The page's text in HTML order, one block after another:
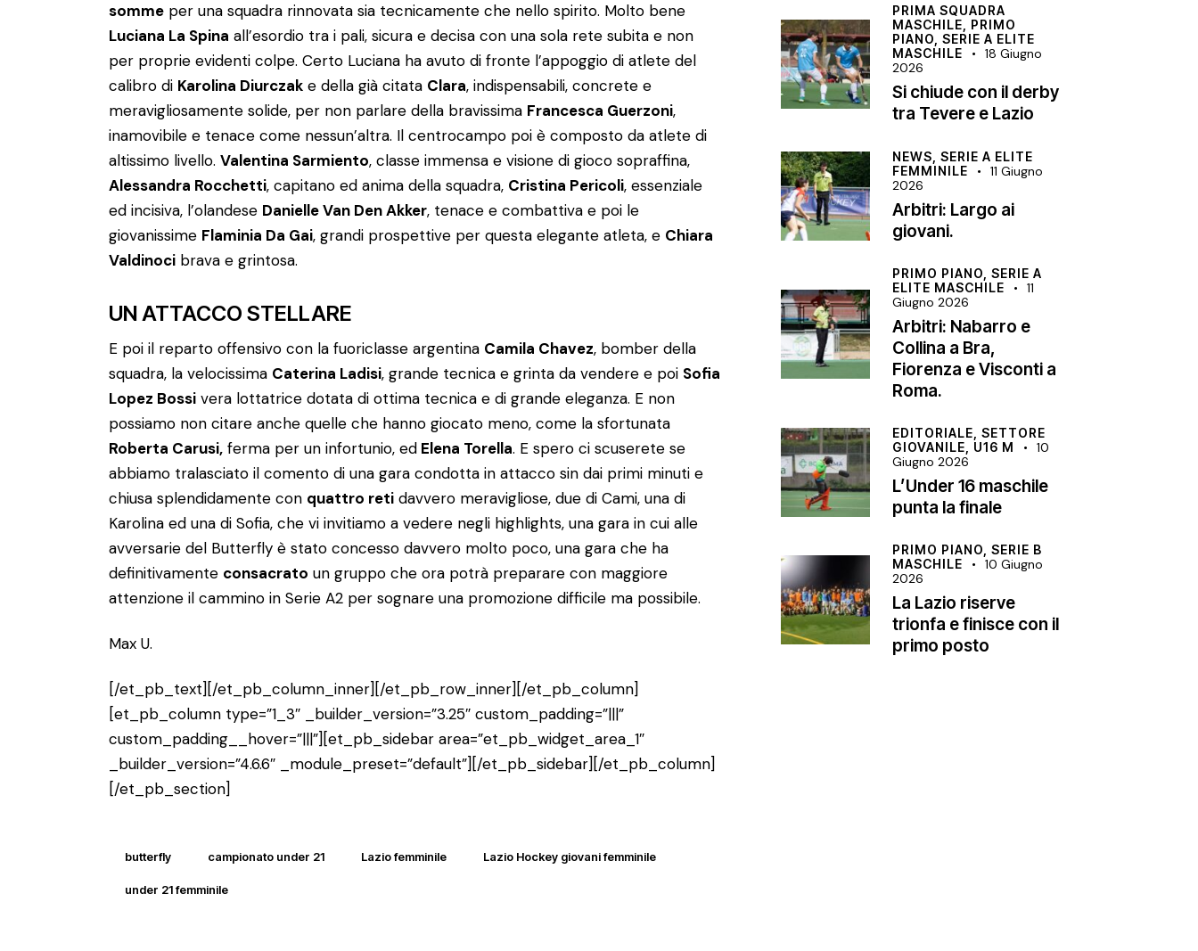
somme per una squadra rinnovata sia tecnicamente che nello spirito. Molto bene
Luciana La Spina all’esordio tra i pali, sicura e decisa con una sola rete subita e non
per proprie evidenti colpe. Certo Luciana ha avuto di fronte l’appoggio di atlete del
calibro di Karolina Diurczak e della già citata Clara, indispensabili, concrete e
meravigliosamente solide, per non parlare della bravissima Francesca Guerzoni,
inamovibile e tenace come nessun’altra. Il centrocampo poi è composto da atlete di
altissimo livello. Valentina Sarmiento, classe immensa e visione di gioco sopraffina,
Alessandra Rocchetti, capitano ed anima della squadra, Cristina Pericoli, essenziale
ed incisiva, l’olandese Danielle Van Den Akker, tenace e combattiva e poi le
giovanissime Flaminia Da Gai, grandi prospettive per questa elegante atleta, e Chiara
Valdinoci brava e grintosa.
UN ATTACCO STELLARE
E poi il reparto offensivo con la fuoriclasse argentina Camila Chavez, bomber della
squadra, la velocissima Caterina Ladisi, grande tecnica e grinta da vendere e poi Sofia
Lopez Bossi vera lottatrice dotata di ottima tecnica e di grande eleganza. E non
possiamo non citare anche quelle che hanno giocato meno, come la sfortunata
Roberta Carusi, ferma per un infortunio, ed Elena Torella. E spero ci scuserete se
abbiamo tralasciato il comento di una gara condotta in attacco sin dai primi minuti e
chiusa splendidamente con quattro reti davvero meravigliose, due di Cami, una di
Karolina ed una di Sofia, che vi invitiamo a vedere negli highlights, una gara in cui alle
avversarie del Butterfly è stato concesso davvero molto poco, una gara che ha
definitivamente consacrato un gruppo che ora potrà preparare con maggiore
attenzione il cammino in Serie A2 per sognare una promozione difficile ma possibile.
Max U.
[/et_pb_text][/et_pb_column_inner][/et_pb_row_inner][/et_pb_column]
[et_pb_column type=”1_3″ _builder_version=”3.25″ custom_padding=”|||”
custom_padding__hover=”|||”][et_pb_sidebar area=”et_pb_widget_area_1″
_builder_version=”4.6.6″ _module_preset=”default”][/et_pb_sidebar][/et_pb_column]
[/et_pb_section]
butterfly campionato under 21 Lazio femminile Lazio Hockey giovani femminile
under 21 femminile
PRIMA SQUADRA
MASCHILE, PRIMO
PIANO,SERIE A ELITE
MASCHILE
18 Giugno
2026
Si chiude con il derby
tra Tevere e Lazio
NEWS,SERIE A ELITE
FEMMINILE
11 Giugno
2026
Arbitri: Largo ai
giovani.
PRIMO PIANO,SERIE A
ELITE MASCHILE
11
Giugno 2026
Arbitri: Nabarro e
Collina a Bra,
Fiorenza e Visconti a
Roma.
EDITORIALE,SETTORE
GIOVANILE, U16 M
10
Giugno 2026
L’Under 16 maschile
punta la finale
PRIMO PIANO,SERIE B
MASCHILE
10 Giugno
2026
La Lazio riserve
trionfa e finisce con il
primo posto